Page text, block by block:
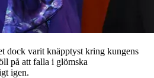
dock varit knäpptyst kring kungens
på att falla i glömska
igen.